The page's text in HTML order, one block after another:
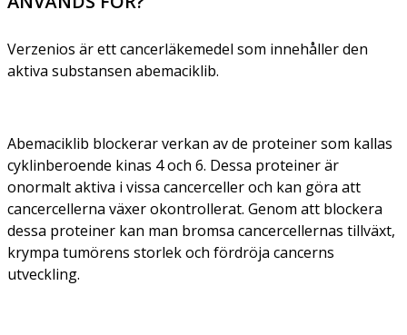
Verzenios är ett cancerläkemedel som innehåller den
aktiva substansen abemaciklib.
Abemaciklib blockerar verkan av de proteiner som kallas
cyklinberoende kinas 4 och 6. Dessa proteiner är
onormalt aktiva i vissa cancerceller och kan göra att
cancercellerna växer okontrollerat. Genom att blockera
dessa proteiner kan man bromsa cancercellernas tillväxt,
krympa tumörens storlek och fördröja cancerns
utveckling.